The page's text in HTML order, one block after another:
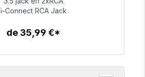
51,99 €
i-Connect RCA Jack
de 35,99 €*